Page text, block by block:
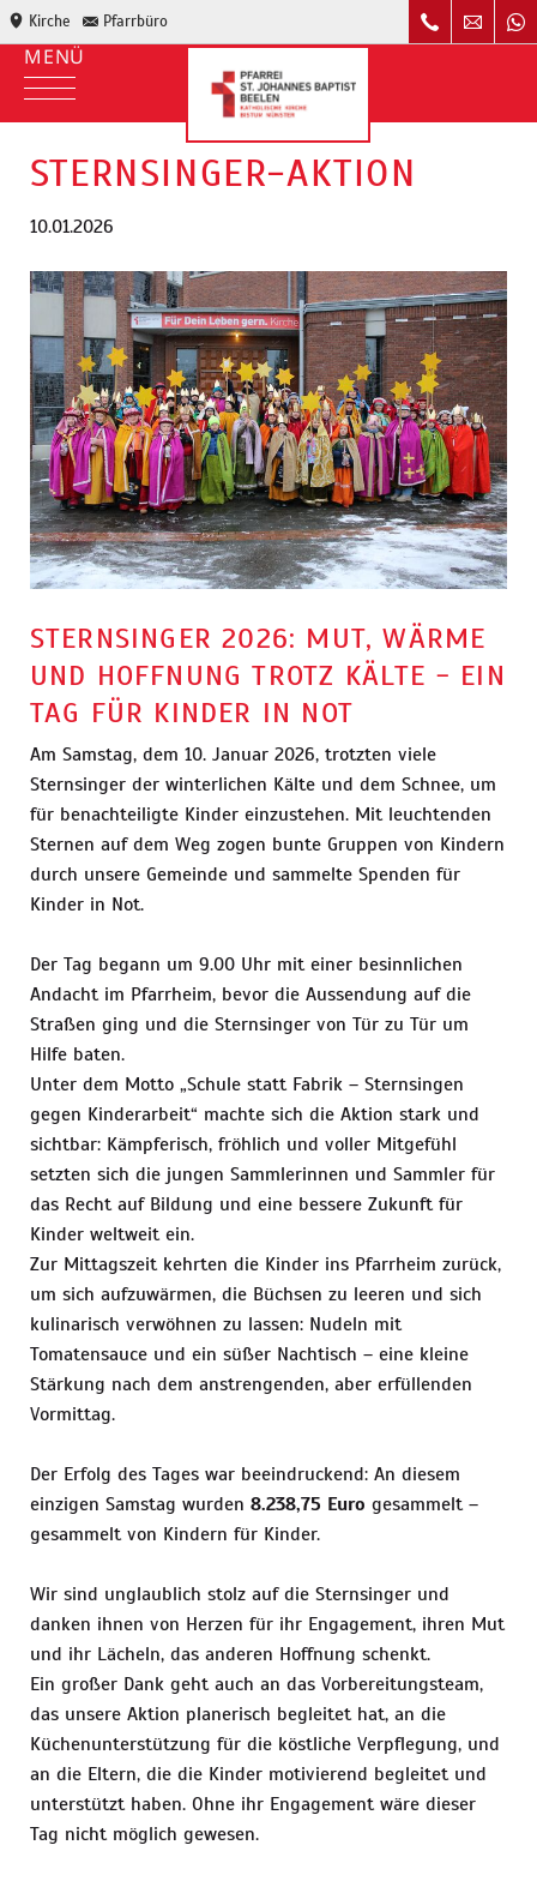
Kirche Pfarrbüro
STERNSINGER-AKTION
10.01.2026
STERNSINGER 2026: MUT, WÄRME
UND HOFFNUNG TROTZ KÄLTE - EIN
TAG FÜR KINDER IN NOT
Am Samstag, dem 10. Januar 2026, trotzten viele
Sternsinger der winterlichen Kälte und dem Schnee, um
für benachteiligte Kinder einzustehen. Mit leuchtenden
Sternen auf dem Weg zogen bunte Gruppen von Kindern
durch unsere Gemeinde und sammelte Spenden für
Kinder in Not.
Der Tag begann um 9.00 Uhr mit einer besinnlichen
Andacht im Pfarrheim, bevor die Aussendung auf die
Straßen ging und die Sternsinger von Tür zu Tür um
Hilfe baten.
Unter dem Motto „Schule statt Fabrik – Sternsingen
gegen Kinderarbeit“ machte sich die Aktion stark und
sichtbar: Kämpferisch, fröhlich und voller Mitgefühl
setzten sich die jungen Sammlerinnen und Sammler für
das Recht auf Bildung und eine bessere Zukunft für
Kinder weltweit ein.
Zur Mittagszeit kehrten die Kinder ins Pfarrheim zurück,
um sich aufzuwärmen, die Büchsen zu leeren und sich
kulinarisch verwöhnen zu lassen: Nudeln mit
Tomatensauce und ein süßer Nachtisch – eine kleine
Stärkung nach dem anstrengenden, aber erfüllenden
Vormittag.
Der Erfolg des Tages war beeindruckend: An diesem
einzigen Samstag wurden 8.238,75 Euro gesammelt –
gesammelt von Kindern für Kinder.
Wir sind unglaublich stolz auf die Sternsinger und
danken ihnen von Herzen für ihr Engagement, ihren Mut
und ihr Lächeln, das anderen Hoffnung schenkt.
Ein großer Dank geht auch an das Vorbereitungsteam,
das unsere Aktion planerisch begleitet hat, an die
Küchenunterstützung für die köstliche Verpflegung, und
an die Eltern, die die Kinder motivierend begleitet und
unterstützt haben. Ohne ihr Engagement wäre dieser
Tag nicht möglich gewesen.